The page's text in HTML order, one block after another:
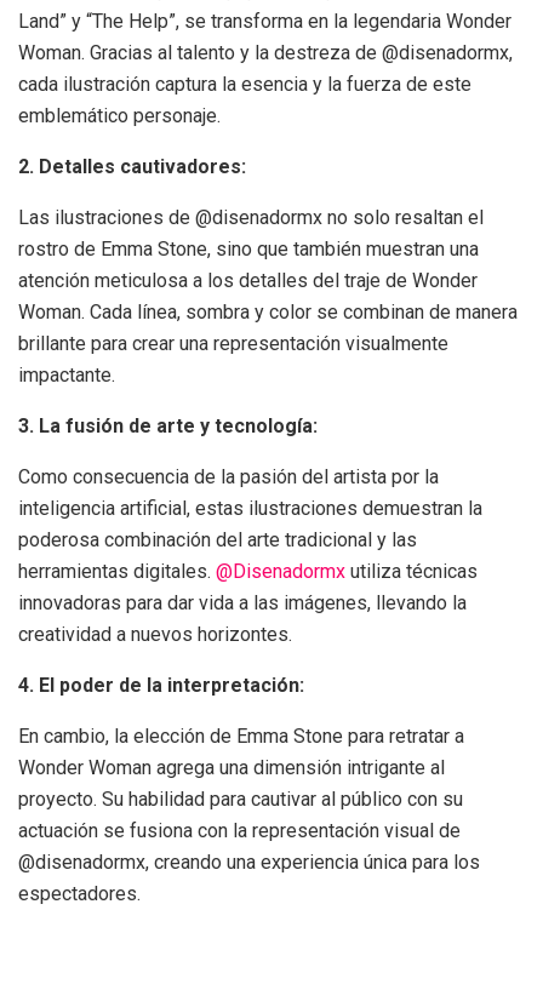
Land” y “The Help”, se transforma en la legendaria Wonder
Woman. Gracias al talento y la destreza de @disenadormx,
cada ilustración captura la esencia y la fuerza de este
emblemático personaje.
2. Detalles cautivadores:
Las ilustraciones de @disenadormx no solo resaltan el
rostro de Emma Stone, sino que también muestran una
atención meticulosa a los detalles del traje de Wonder
Woman. Cada línea, sombra y color se combinan de manera
brillante para crear una representación visualmente
impactante.
3. La fusión de arte y tecnología:
Como consecuencia de la pasión del artista por la
inteligencia artificial, estas ilustraciones demuestran la
poderosa combinación del arte tradicional y las
herramientas digitales. @Disenadormx utiliza técnicas
innovadoras para dar vida a las imágenes, llevando la
creatividad a nuevos horizontes.
4. El poder de la interpretación:
En cambio, la elección de Emma Stone para retratar a
Wonder Woman agrega una dimensión intrigante al
proyecto. Su habilidad para cautivar al público con su
actuación se fusiona con la representación visual de
@disenadormx, creando una experiencia única para los
espectadores.